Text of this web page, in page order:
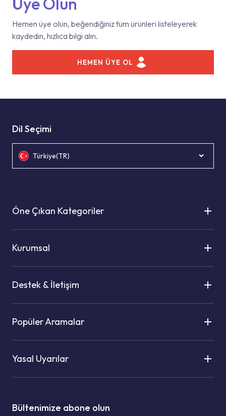
Hemen üye olun, beğendiğiniz tüm ürünleri listeleyerek
kaydedin, hızlıca bilgi alın.
HEMEN ÜYE OL
Bültenimize abone olun
Dil Seçimi
Türkiye(TR)
Öne Çıkan Kategoriler
Kurumsal
Destek & İletişim
Popüler Aramalar
Yasal Uyarılar